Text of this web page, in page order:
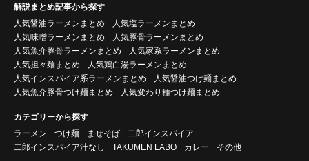
解説まとめ記事から探す
人気醤油ラーメンまとめ
人気塩ラーメンまとめ
人気味噌ラーメンまとめ
人気豚骨ラーメンまとめ
人気魚介豚骨ラーメンまとめ
人気家系ラーメンまとめ
人気担々麺まとめ
人気鶏白湯ラーメンまとめ
人気インスパイア系ラーメンまとめ
人気醤油つけ麺まとめ
人気魚介豚骨つけ麺まとめ
人気変わり種つけ麺まとめ
カテゴリーから探す
ラーメン
つけ麺 まぜそば
二郎インスパイア
二郎インスパイア汁なし
TAKUMEN LABO カレー その他